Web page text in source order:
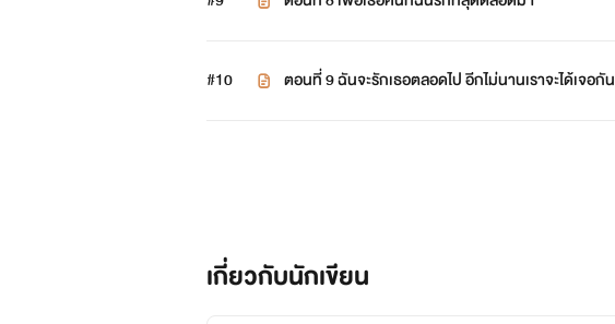
#10 ตอนที่ 9 ฉันจะรักเธอตลอดไป อีกไม่นานเราจะได้เจอกัน
เกี่ยวกับนักเขียน